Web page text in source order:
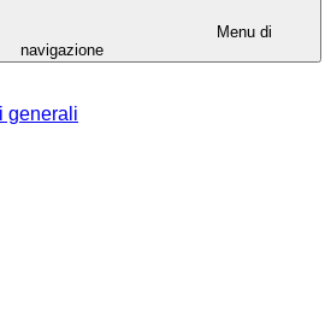
Menu di
navigazione
generali